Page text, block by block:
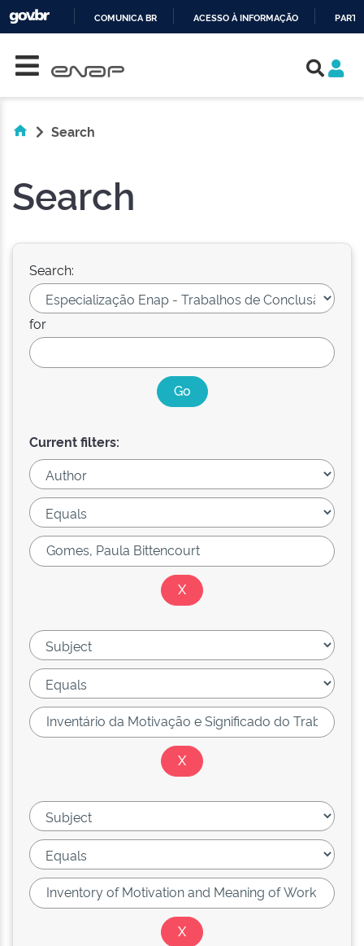
COMUNICA BR ACESSO À INFORMAÇÃO
Search
Search
Search:
for
Current filters: